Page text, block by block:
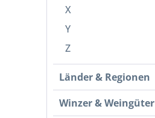
X
Y
Z
Länder & Regionen
Winzer & Weingüter